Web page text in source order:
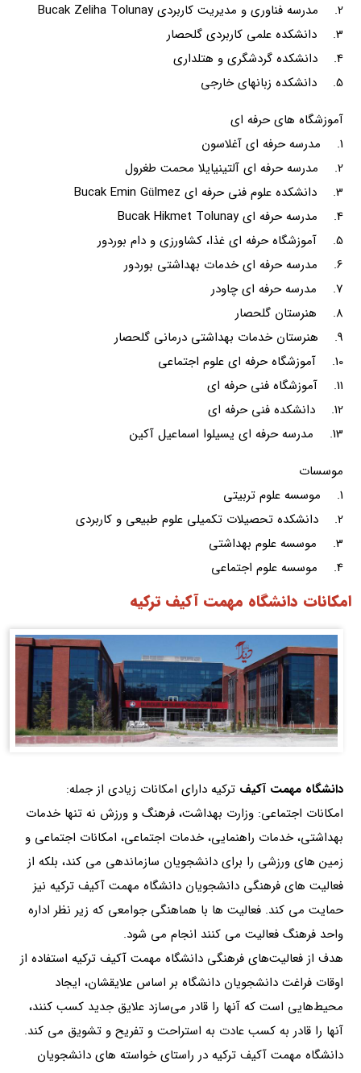
2. مدرسه فناوری و مدیریت کاربردی Bucak Zeliha Tolunay
3. دانشکده علمی کاربردی گلحصار
4. دانشکده گردشگری و هتلداری
5. دانشکده زبانهای خارجی
آموزشگاه های حرفه ای
1. مدرسه حرفه ای آغلاسون
2. مدرسه حرفه ای آلتینیایلا محمت طغرول
3. دانشکده علوم فنی حرفه ای Bucak Emin Gülmez
4. مدرسه حرفه ای Bucak Hikmet Tolunay
5. آموزشگاه حرفه ای غذا، کشاورزی و دام بوردور
6. مدرسه حرفه ای خدمات بهداشتی بوردور
7. مدرسه حرفه ای چاودر
8. هنرستان گلحصار
9. هنرستان خدمات بهداشتی درمانی گلحصار
10. آموزشگاه حرفه ای علوم اجتماعی
11. آموزشگاه فنی حرفه ای
12. دانشکده فنی حرفه ای
13. مدرسه حرفه ای یسیلوا اسماعیل آکین
موسسات
1. موسسه علوم تربیتی
2. دانشکده تحصیلات تکمیلی علوم طبیعی و کاربردی
3. موسسه علوم بهداشتی
4. موسسه علوم اجتماعی
امکانات دانشگاه مهمت آکیف ترکیه
دانشگاه مهمت آکیف ترکیه دارای امکانات زیادی از جمله:
امکانات اجتماعی: وزارت بهداشت، فرهنگ و ورزش نه تنها خدمات
بهداشتی، خدمات راهنمایی، خدمات اجتماعی، امکانات اجتماعی و
زمین های ورزشی را برای دانشجویان سازماندهی می کند، بلکه از
فعالیت های فرهنگی دانشجویان دانشگاه مهمت آکیف ترکیه نیز
حمایت می کند. فعالیت ها با هماهنگی جوامعی که زیر نظر اداره
واحد فرهنگ فعالیت می کنند انجام می شود.
هدف از فعالیت‌های فرهنگی دانشگاه مهمت آکیف ترکیه استفاده از
اوقات فراغت دانشجویان دانشگاه بر اساس علایقشان، ایجاد
محیط‌هایی است که آنها را قادر می‌سازد علایق جدید کسب کنند،
آنها را قادر به کسب عادت به استراحت و تفریح و تشویق می کند.
دانشگاه مهمت آکیف ترکیه در راستای خواسته های دانشجویان